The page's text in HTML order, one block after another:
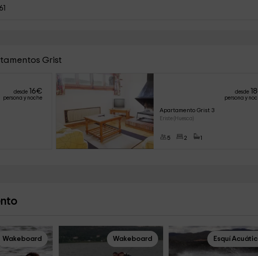
Grist
desde 16€
persona y noche
desde 18
persona y
Apartamento Grist 3
Eriste (Huesca)
5 2 1
Wakeboard Wakeboard Esquí